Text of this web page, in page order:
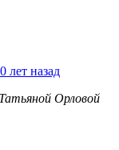
лет назад
Орловой